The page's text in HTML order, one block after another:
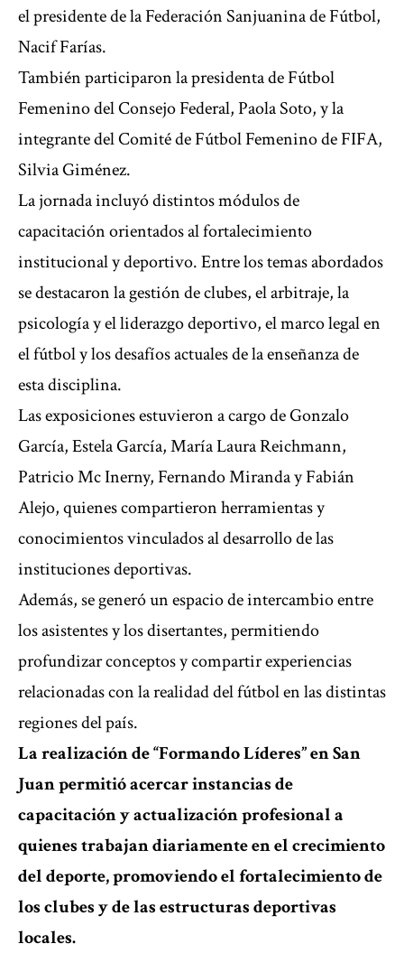
el presidente de la Federación Sanjuanina de Fútbol,
Nacif Farías.
También participaron la presidenta de Fútbol
Femenino del Consejo Federal, Paola Soto, y la
integrante del Comité de Fútbol Femenino de FIFA,
Silvia Giménez.
La jornada incluyó distintos módulos de
capacitación orientados al fortalecimiento
institucional y deportivo. Entre los temas abordados
se destacaron la gestión de clubes, el arbitraje, la
psicología y el liderazgo deportivo, el marco legal en
el fútbol y los desafíos actuales de la enseñanza de
esta disciplina.
Las exposiciones estuvieron a cargo de Gonzalo
García, Estela García, María Laura Reichmann,
Patricio Mc Inerny, Fernando Miranda y Fabián
Alejo, quienes compartieron herramientas y
conocimientos vinculados al desarrollo de las
instituciones deportivas.
Además, se generó un espacio de intercambio entre
los asistentes y los disertantes, permitiendo
profundizar conceptos y compartir experiencias
relacionadas con la realidad del fútbol en las distintas
regiones del país.
La realización de “Formando Líderes” en San
Juan permitió acercar instancias de
capacitación y actualización profesional a
quienes trabajan diariamente en el crecimiento
del deporte, promoviendo el fortalecimiento de
los clubes y de las estructuras deportivas
locales.